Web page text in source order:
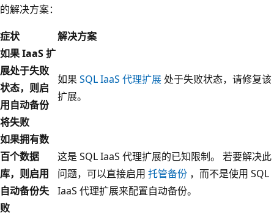
的解决方案：
症状
解决方案
如果 IaaS 扩
展处于失败
状态，则启
用自动备份
将失败
如果 SQL IaaS 代理扩展 处于失败状态，请修复该
扩展。
如果拥有数
百个数据
库，则启用
自动备份失
败
这是 SQL IaaS 代理扩展的已知限制。 若要解决此
问题，可以直接启用 托管备份 ，而不是使用 SQL
IaaS 代理扩展来配置自动备份。